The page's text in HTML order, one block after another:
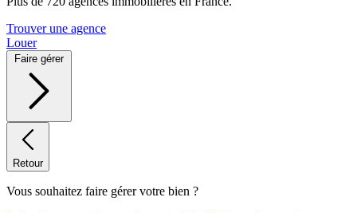
Trouver une agence
Louer
Faire gérer
Retour
Vous souhaitez faire gérer votre bien ?